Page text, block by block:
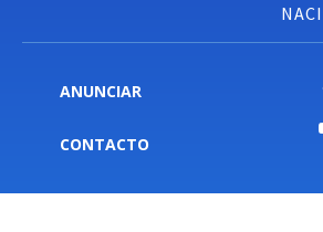
ANUNCIAR
CONTACTO